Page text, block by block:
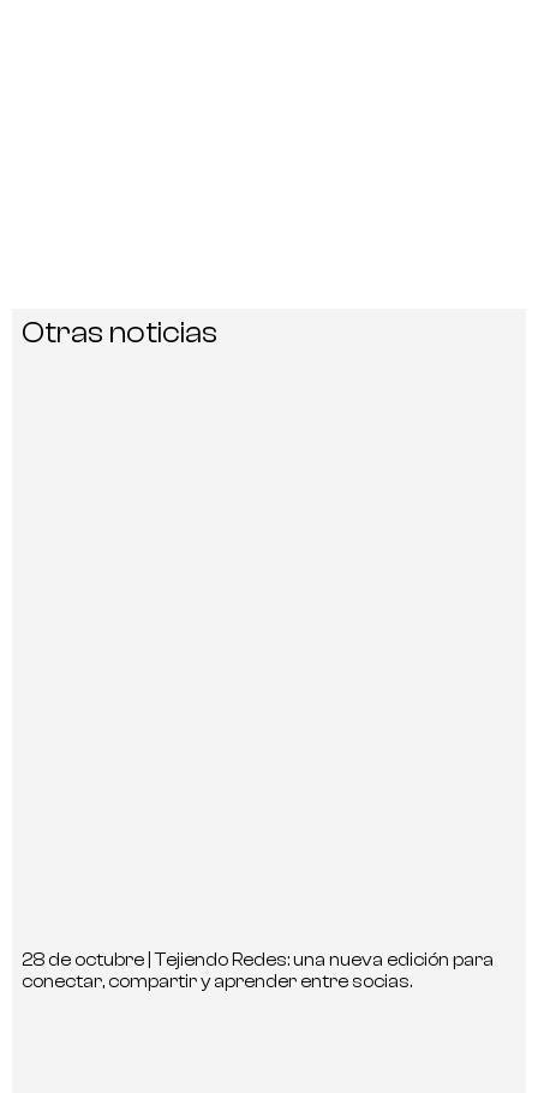
Otras noticias
28 de octubre | Tejiendo Redes: una nueva edición para
conectar, compartir y aprender entre socias.